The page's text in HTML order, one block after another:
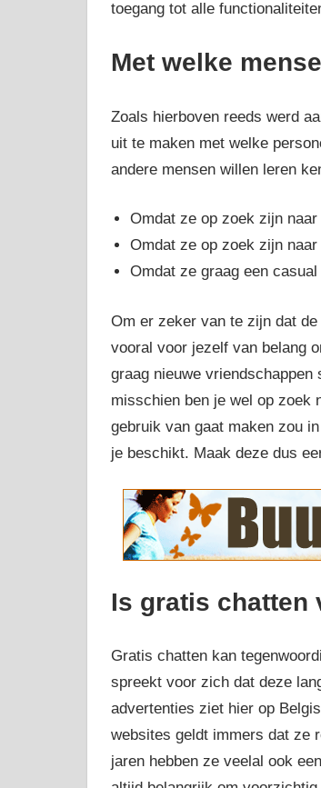
toegang tot alle
Met welke
Zoals hierboven reeds werd
uit te maken met welke
andere mensen willen leren
Omdat ze op zoek zijn
Omdat ze op zoek zijn
Omdat ze graag een
Om er zeker van te zijn dat
vooral voor jezelf van belang
graag nieuwe
misschien ben je wel op zoek
gebruik van gaat maken zou
je beschikt. Maak deze dus
Is gratis chatten
Gratis chatten kan
spreekt voor zich dat deze
advertenties ziet hier op
websites geldt immers dat ze
jaren hebben ze veelal ook